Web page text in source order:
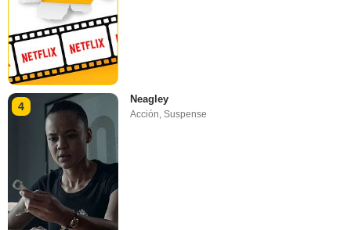
4
Neagley
Acción ,Suspense